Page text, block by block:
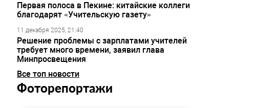
Первая полоса в Пекине: китайские коллеги
благодарят «Учительскую газету»
11 декабря 2025, 21:40
Решение проблемы с зарплатами учителей
требует много времени, заявил глава
Минпросвещения
Все топ новости
Фоторепортажи